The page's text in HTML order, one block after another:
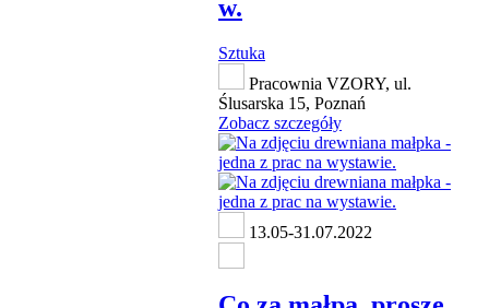
w.
Sztuka
Pracownia VZORY, ul.
Ślusarska 15, Poznań
Zobacz szczegóły
13.05-31.07.2022